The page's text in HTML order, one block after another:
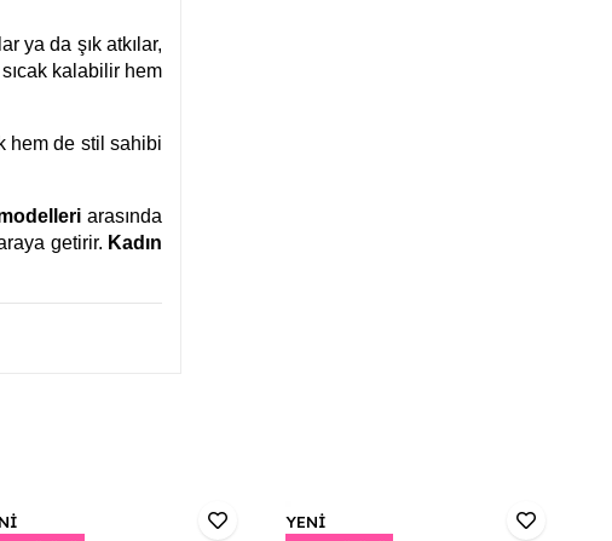
ya da şık atkılar,
kalabilir hem
hem de stil sahibi
arasında
getirir. Kadın
YENİ